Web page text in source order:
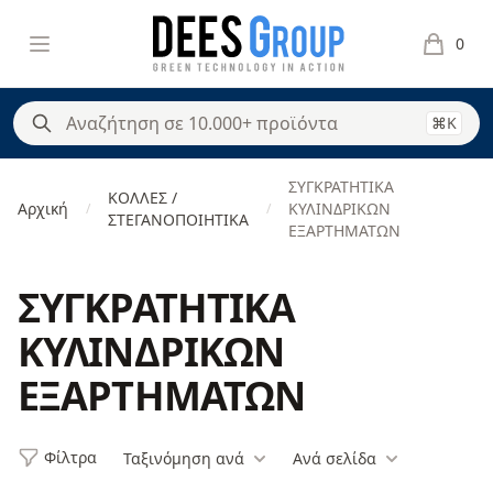
Open menu
DeesGroup
⌘K
0
items in
Αρχική /
ΚΟΛΛΕΣ /
ΣΤΕΓΑΝΟΠΟΙΗΤΙΚΑ
/
ΣΥΓΚΡΑΤΗΤΙΚΑ
ΚΥΛΙΝΔΡΙΚΩΝ
ΕΞΑΡΤΗΜΑΤΩΝ
ΣΥΓΚΡΑΤΗΤΙΚΑ
ΚΥΛΙΝΔΡΙΚΩΝ
ΕΞΑΡΤΗΜΑΤΩΝ
Φίλτρα Ταξινόμηση ανά Ανά σελίδα